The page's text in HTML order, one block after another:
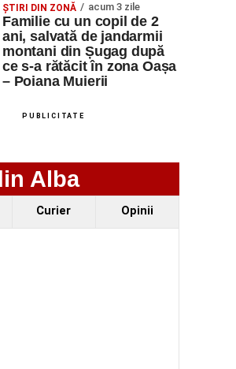
ȘTIRI DIN ZONĂ acum 3 zile
Familie cu un copil de 2
ani, salvată de jandarmii
montani din Șugag după
ce s-a rătăcit în zona Oașa
– Poiana Muierii
PUBLICITATE
Alba
Curier Opinii